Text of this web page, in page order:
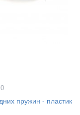
пружин - пластик